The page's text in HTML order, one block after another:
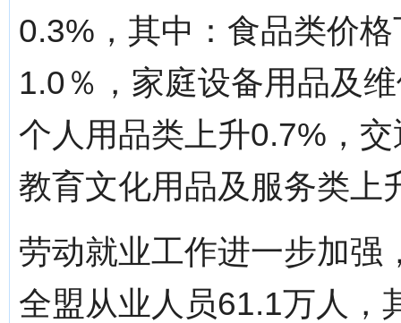
0.3%，其中：食品类价
1.0％，家庭设备用品及
个人用品类上升0.7%，
教育文化用品及服务类上
劳动就业工作进一步加强
全盟从业人员61.1万人，